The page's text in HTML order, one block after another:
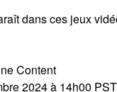
dans ces jeux
Content
2024 à 14h00 PST